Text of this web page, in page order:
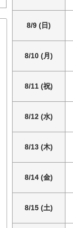
8/9 (日)
8/10 (月)
8/11 (祝)
8/12 (水)
8/13 (木)
8/14 (金)
8/15 (土)